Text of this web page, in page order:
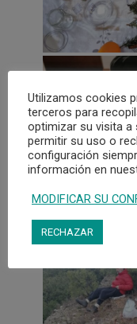
Utilizamos cookies
terceros para
optimizar su visita a
permitir su uso o
configuración
información en
MODIFICAR SU
RECHAZAR